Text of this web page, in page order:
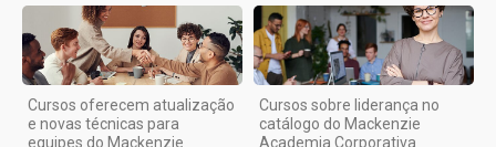
Cursos oferecem atualização
e novas técnicas para
equipes do Mackenzie
Cursos sobre liderança no
catálogo do Mackenzie
Academia Corporativa